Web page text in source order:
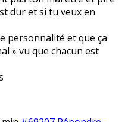
dur et si tu veux en
personnalité et que ça
» vu que chacun est